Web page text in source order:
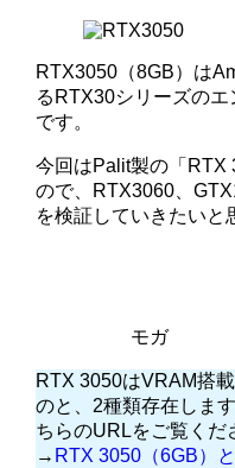
RTX3050（8GB）は
るRTX30シリーズの
です。
今回はPalit製の「RTX
ので、RTX3060、
を検証していきたいと
モガ
RTX 3050はVRAM搭
のと、2種類存在しま
ちらのURLをご覧くだ
→ RTX 3050（6GB）